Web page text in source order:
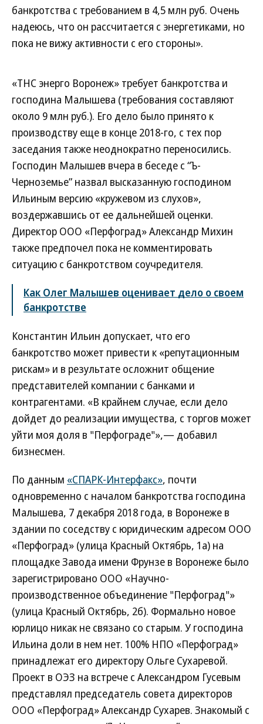
банкротства с требованием в 4,5 млн руб. Очень
надеюсь, что он рассчитается с энергетиками, но
пока не вижу активности с его стороны».
«ТНС энерго Воронеж» требует банкротства и
господина Малышева (требования составляют
около 9 млн руб.). Его дело было принято к
производству еще в конце 2018-го, с тех пор
заседания также неоднократно переносились.
Господин Малышев вчера в беседе с “Ъ-
Черноземье” назвал высказанную господином
Ильиным версию «кружевом из слухов»,
воздержавшись от ее дальнейшей оценки.
Директор ООО «Перфоград» Александр Михин
также предпочел пока не комментировать
ситуацию с банкротством соучредителя.
Как Олег Малышев оценивает дело о своем
банкротстве
Константин Ильин допускает, что его
банкротство может привести к «репутационным
рискам» и в результате осложнит общение
представителей компании с банками и
контрагентами. «В крайнем случае, если дело
дойдет до реализации имущества, с торгов может
уйти моя доля в "Перфограде"»,— добавил
бизнесмен.
По данным «СПАРК-Интерфакс», почти
одновременно с началом банкротства господина
Малышева, 7 декабря 2018 года, в Воронеже в
здании по соседству с юридическим адресом ООО
«Перфоград» (улица Красный Октябрь, 1а) на
площадке Завода имени Фрунзе в Воронеже было
зарегистрировано ООО «Научно-
производственное объединение "Перфоград"»
(улица Красный Октябрь, 2б). Формально новое
юрлицо никак не связано со старым. У господина
Ильина доли в нем нет. 100% НПО «Перфоград»
принадлежат его директору Ольге Сухаревой.
Проект в ОЭЗ на встрече с Александром Гусевым
представлял председатель совета директоров
ООО «Перфоград» Александр Сухарев. Знакомый с